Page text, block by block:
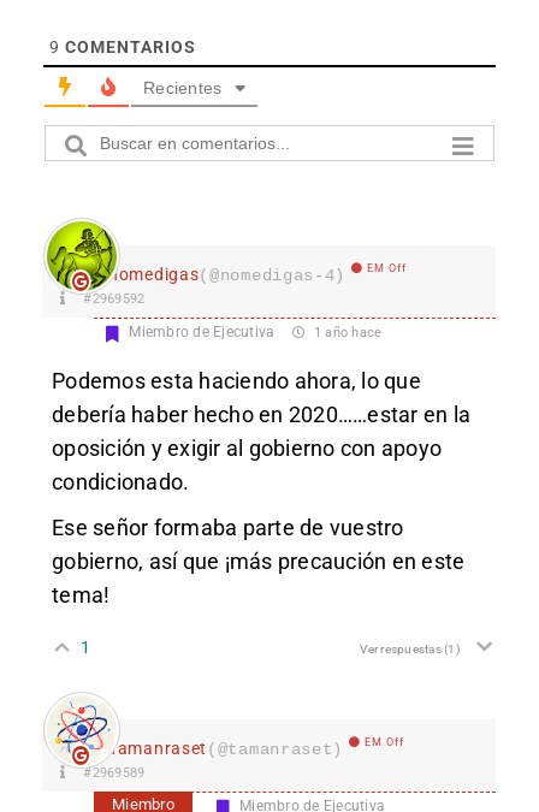
9 COMENTARIOS
Recientes
nomedigas(@nomedigas-4) EM Off
#2969592
Miembro de Ejecutiva 1 año hace
Podemos esta haciendo ahora, lo que
debería haber hecho en 2020……estar en la
oposición y exigir al gobierno con apoyo
condicionado.
Ese señor formaba parte de vuestro
gobierno, así que ¡más precaución en este
tema!
1 Ver respuestas(1)
Tamanraset (@tamanraset) EM Off
#2969589
Miembro Miembro de Ejecutiva